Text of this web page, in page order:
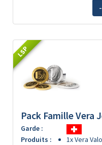
-
LSP
Pack Famille Vera
Garde :
Produits :
1x Vera